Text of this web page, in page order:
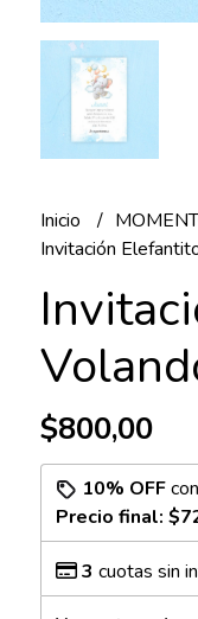
Inicio
Invitación
$800,00
10% OFFcon
Precio final:
3 cuotas sin